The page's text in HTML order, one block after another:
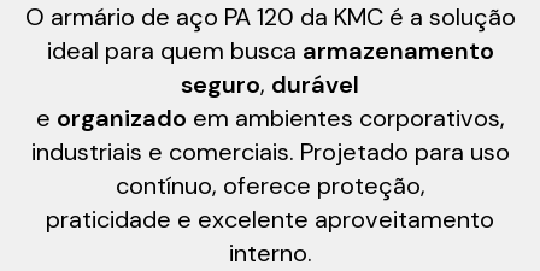
O armário de aço PA 120 da KMC é a solução
ideal para quem busca armazenamento
seguro, durável
e organizado em ambientes corporativos,
industriais e comerciais. Projetado para uso
contínuo, oferece proteção,
praticidade e excelente aproveitamento
interno.